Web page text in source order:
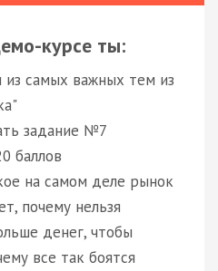
курсе ты:
из самых важных тем из
задание №7
баллов
на самом деле рынок
почему нельзя
денег, чтобы
все так боятся